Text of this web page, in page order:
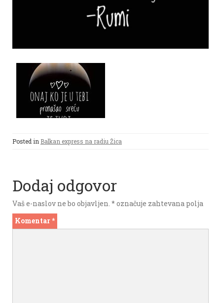
Posted in Balkan express na radiu Žica
Dodaj odgovor
Vaš e-naslov ne bo objavljen. *označuje zahtevana polja
Komentar*